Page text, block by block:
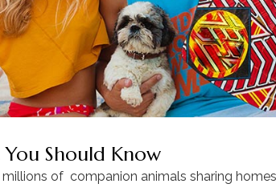
Should Know
of companion animals sharing homes